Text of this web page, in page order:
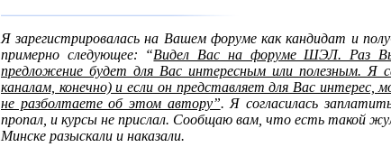
Я зарегистрировалась на Вашем форуме как кандидат и
примерно следующее: “Видел Вас на форуме ШЭЛ. Раз
предложение будет для Вас интересным или полезным.
каналам, конечно) и если он представляет для Вас интерес,
не разболтаете об этом автору”. Я согласилась
пропал, и курсы не прислал. Сообщаю вам, что есть такой
Минске разыскали и наказали.